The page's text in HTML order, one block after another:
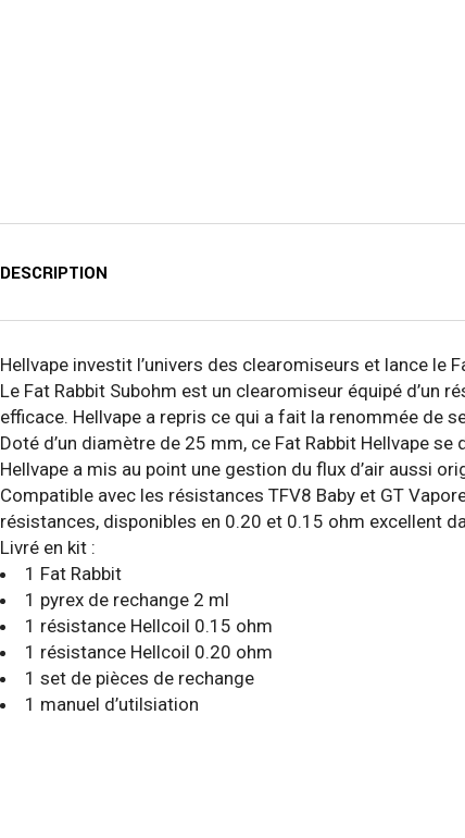
DESCRIPTION
Hellvape investit l’univers des clearomiseurs et lance le
Le Fat Rabbit Subohm est un clearomiseur équipé d’un
efficace. Hellvape a repris ce qui a fait la renommée de
Doté d’un diamètre de 25 mm, ce Fat Rabbit Hellvape
Hellvape a mis au point une gestion du flux d’air aussi
Compatible avec les résistances TFV8 Baby et GT
résistances, disponibles en 0.20 et 0.15 ohm excellent
Livré en kit :
1 Fat Rabbit
1 pyrex de rechange 2 ml
1 résistance Hellcoil 0.15 ohm
1 résistance Hellcoil 0.20 ohm
1 set de pièces de rechange
1 manuel d’utilsiation